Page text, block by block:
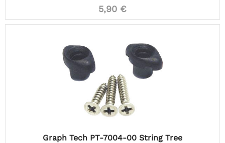
5,90 €
Graph Tech PT-7004-00 String Tree